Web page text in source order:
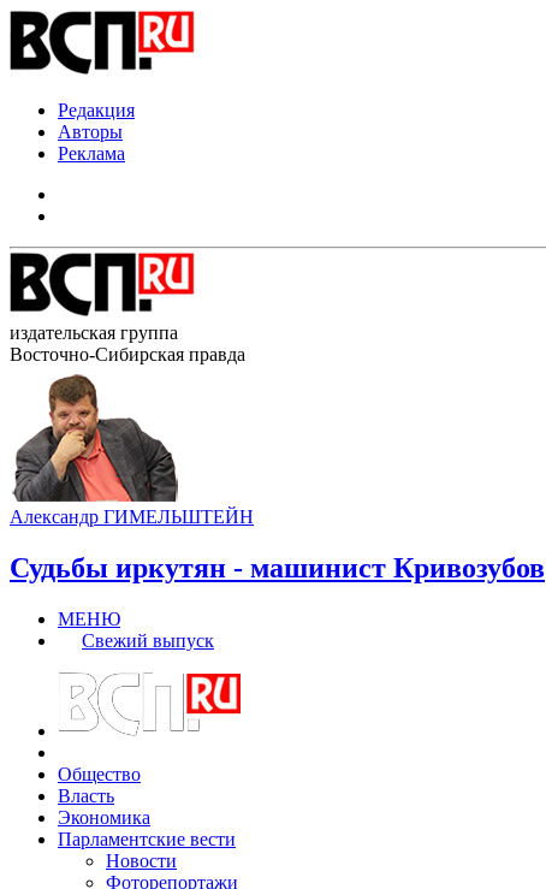
Редакция
Авторы
Реклама
издательская группа
Восточно-Сибирская правда
Александр ГИМЕЛЬШТЕЙН
Судьбы иркутян - машинист Кривозубов
МЕНЮ
Свежий выпуск
Общество
Власть
Экономика
Парламентские вести
Новости
Фоторепортажи